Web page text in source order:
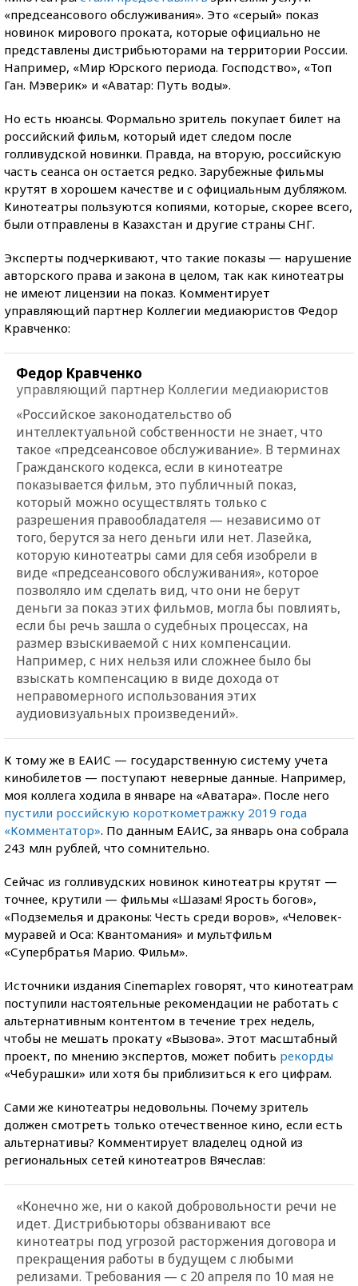
«предсеансового обслуживания». Это «серый» показ
новинок мирового проката, которые официально не
представлены дистрибьюторами на территории России.
Например, «Мир Юрского периода. Господство», «Топ
Ган. Мэверик» и «Аватар: Путь воды».
Но есть нюансы. Формально зритель покупает билет на
российский фильм, который идет следом после
голливудской новинки. Правда, на вторую, российскую
часть сеанса он остается редко. Зарубежные фильмы
крутят в хорошем качестве и с официальным дубляжом.
Кинотеатры пользуются копиями, которые, скорее всего,
были отправлены в Казахстан и другие страны СНГ.
Эксперты подчеркивают, что такие показы — нарушение
авторского права и закона в целом, так как кинотеатры
не имеют лицензии на показ. Комментирует
управляющий партнер Коллегии медиаюристов Федор
Кравченко:
Федор Кравченко
управляющий партнер Коллегии медиаюристов
«Российское законодательство об
интеллектуальной собственности не знает, что
такое «предсеансовое обслуживание». В терминах
Гражданского кодекса, если в кинотеатре
показывается фильм, это публичный показ,
который можно осуществлять только с
разрешения правообладателя — независимо от
того, берутся за него деньги или нет. Лазейка,
которую кинотеатры сами для себя изобрели в
виде «предсеансового обслуживания», которое
позволяло им сделать вид, что они не берут
деньги за показ этих фильмов, могла бы повлиять,
если бы речь зашла о судебных процессах, на
размер взыскиваемой с них компенсации.
Например, с них нельзя или сложнее было бы
взыскать компенсацию в виде дохода от
неправомерного использования этих
аудиовизуальных произведений».
К тому же в ЕАИС — государственную систему учета
кинобилетов — поступают неверные данные. Например,
моя коллега ходила в январе на «Аватара». После него
пустили российскую короткометражку 2019 года
«Комментатор». По данным ЕАИС, за январь она собрала
243 млн рублей, что сомнительно.
Сейчас из голливудских новинок кинотеатры крутят —
точнее, крутили — фильмы «Шазам! Ярость богов»,
«Подземелья и драконы: Честь среди воров», «Человек-
муравей и Оса: Квантомания» и мультфильм
«Супербратья Марио. Фильм».
Источники издания Cinemaplex говорят, что кинотеатрам
поступили настоятельные рекомендации не работать с
альтернативным контентом в течение трех недель,
чтобы не мешать прокату «Вызова». Этот масштабный
проект, по мнению экспертов, может побить рекорды
«Чебурашки» или хотя бы приблизиться к его цифрам.
Сами же кинотеатры недовольны. Почему зритель
должен смотреть только отечественное кино, если есть
альтернативы? Комментирует владелец одной из
региональных сетей кинотеатров Вячеслав:
«Конечно же, ни о какой добровольности речи не
идет. Дистрибьюторы обзванивают все
кинотеатры под угрозой расторжения договора и
прекращения работы в будущем с любыми
релизами. Требования — с 20 апреля по 10 мая не